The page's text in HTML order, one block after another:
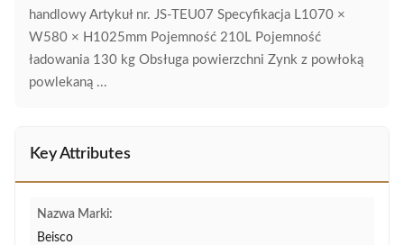
handlowy Artykuł nr. JS-TEU07 Specyfikacja L1070 ×
W580 × H1025mm Pojemność 210L Pojemność
ładowania 130 kg Obsługa powierzchni Zynk z powłoką
powlekaną ...
Key Attributes
Nazwa Marki:
Beisco